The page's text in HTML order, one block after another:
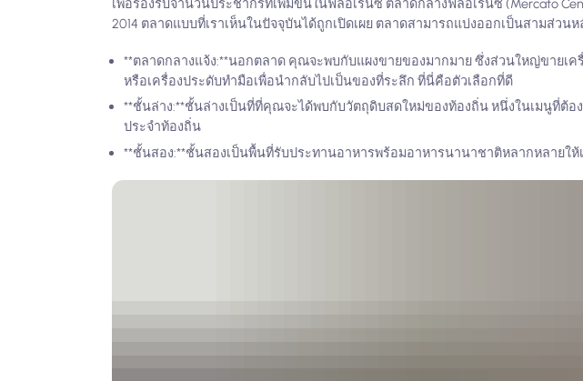
2014 ตลาดแบบที่เราเห็นในปัจจุบันได้ถูกเปิดเผย ตลาดสามารถแบ่งออกเป็นสามส่วนห
**ตลาดกลางแจ้ง:**นอกตลาด คุณจะพบกับแผงขายของมากมาย ซึ่งส่วนใหญ่ขายเค
หรือเครื่องประดับทำมือเพื่อนำกลับไปเป็นของที่ระลึก ที่นี่คือตัวเลือกที่ดี
**ชั้นล่าง:**ชั้นล่างเป็นที่ที่คุณจะได้พบกับวัตถุดิบสดใหม่ของท้องถิ่น หนึ่งในเมนูที่ต้
ประจำท้องถิ่น
**ชั้นสอง:**ชั้นสองเป็นพื้นที่รับประทานอาหารพร้อมอาหารนานาชาติหลากหลายให้